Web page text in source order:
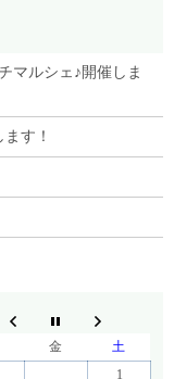
マルシェ♪開催しま
す！
金
土
1